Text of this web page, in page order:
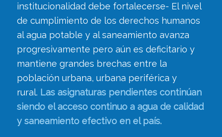
institucionalidad debe fortalecerse- El nivel
de cumplimiento de los derechos humanos
al agua potable y al saneamiento avanza
progresivamente pero aún es deficitario y
mantiene grandes brechas entre la
población urbana, urbana periférica y
rural. Las asignaturas pendientes continúan
siendo el acceso continuo a agua de calidad
y saneamiento efectivo en el país.